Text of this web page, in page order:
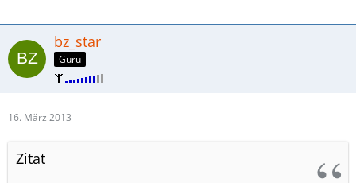
bz_star
Guru
16. März 2013
Zitat